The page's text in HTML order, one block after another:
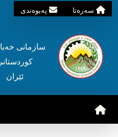
سه‌ره‌تا په‌یوه‌ندی
سازمانی
ئێران